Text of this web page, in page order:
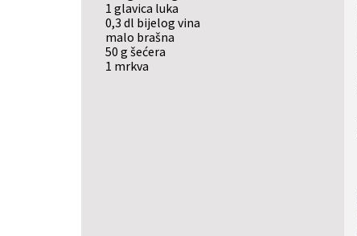
1 glavica luka
0,3 dl bijelog vina
malo brašna
50 g šećera
1 mrkva